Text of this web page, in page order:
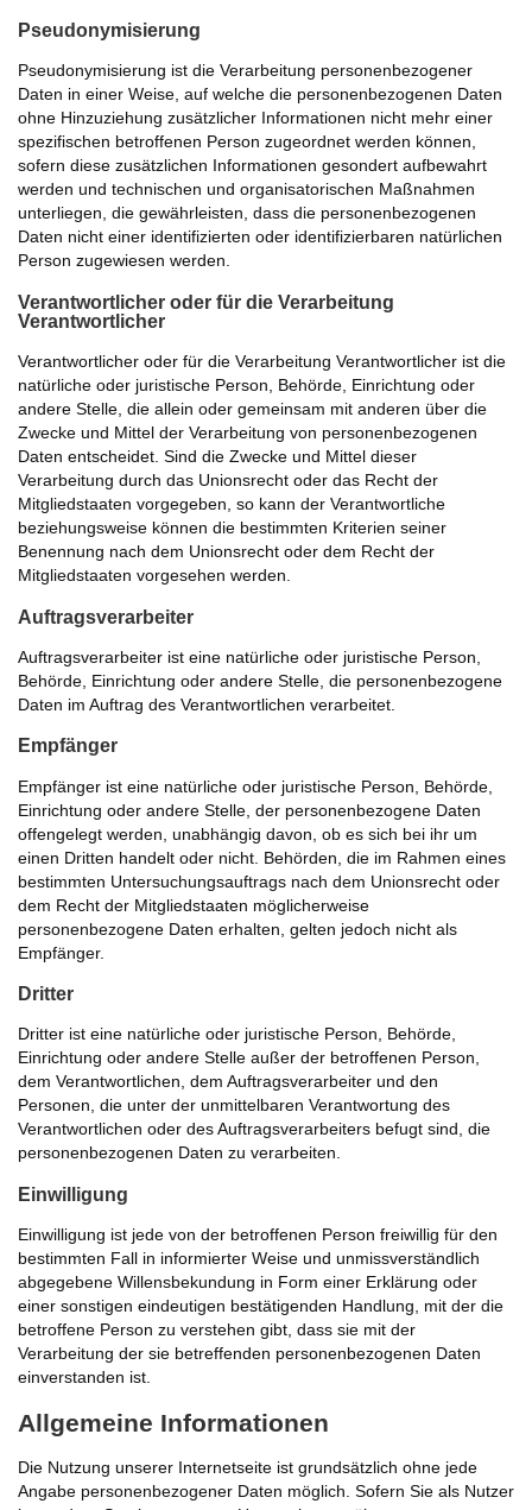
Pseudonymisierung
Pseudonymisierung ist die Verarbeitung personenbezogener
Daten in einer Weise, auf welche die personenbezogenen Daten
ohne Hinzuziehung zusätzlicher Informationen nicht mehr einer
spezifischen betroffenen Person zugeordnet werden können,
sofern diese zusätzlichen Informationen gesondert aufbewahrt
werden und technischen und organisatorischen Maßnahmen
unterliegen, die gewährleisten, dass die personenbezogenen
Daten nicht einer identifizierten oder identifizierbaren natürlichen
Person zugewiesen werden.
Verantwortlicher oder für die Verarbeitung
Verantwortlicher
Verantwortlicher oder für die Verarbeitung Verantwortlicher ist die
natürliche oder juristische Person, Behörde, Einrichtung oder
andere Stelle, die allein oder gemeinsam mit anderen über die
Zwecke und Mittel der Verarbeitung von personenbezogenen
Daten entscheidet. Sind die Zwecke und Mittel dieser
Verarbeitung durch das Unionsrecht oder das Recht der
Mitgliedstaaten vorgegeben, so kann der Verantwortliche
beziehungsweise können die bestimmten Kriterien seiner
Benennung nach dem Unionsrecht oder dem Recht der
Mitgliedstaaten vorgesehen werden.
Auftragsverarbeiter
Auftragsverarbeiter ist eine natürliche oder juristische Person,
Behörde, Einrichtung oder andere Stelle, die personenbezogene
Daten im Auftrag des Verantwortlichen verarbeitet.
Empfänger
Empfänger ist eine natürliche oder juristische Person, Behörde,
Einrichtung oder andere Stelle, der personenbezogene Daten
offengelegt werden, unabhängig davon, ob es sich bei ihr um
einen Dritten handelt oder nicht. Behörden, die im Rahmen eines
bestimmten Untersuchungsauftrags nach dem Unionsrecht oder
dem Recht der Mitgliedstaaten möglicherweise
personenbezogene Daten erhalten, gelten jedoch nicht als
Empfänger.
Dritter
Dritter ist eine natürliche oder juristische Person, Behörde,
Einrichtung oder andere Stelle außer der betroffenen Person,
dem Verantwortlichen, dem Auftragsverarbeiter und den
Personen, die unter der unmittelbaren Verantwortung des
Verantwortlichen oder des Auftragsverarbeiters befugt sind, die
personenbezogenen Daten zu verarbeiten.
Einwilligung
Einwilligung ist jede von der betroffenen Person freiwillig für den
bestimmten Fall in informierter Weise und unmissverständlich
abgegebene Willensbekundung in Form einer Erklärung oder
einer sonstigen eindeutigen bestätigenden Handlung, mit der die
betroffene Person zu verstehen gibt, dass sie mit der
Verarbeitung der sie betreffenden personenbezogenen Daten
einverstanden ist.
Allgemeine Informationen
Die Nutzung unserer Internetseite ist grundsätzlich ohne jede
Angabe personenbezogener Daten möglich. Sofern Sie als Nutzer